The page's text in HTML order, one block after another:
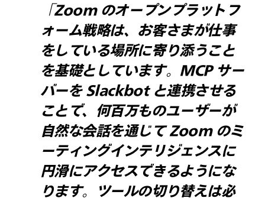
「Zoom のオープンプラットフ
ォーム戦略は、お客さまが仕事
をしている場所に寄り添うこと
を基礎としています。MCP サー
バーを Slackbot と連携させる
ことで、何百万ものユーザーが
自然な会話を通じて Zoom のミ
ーティングインテリジェンスに
円滑にアクセスできるようにな
ります。ツールの切り替えは必